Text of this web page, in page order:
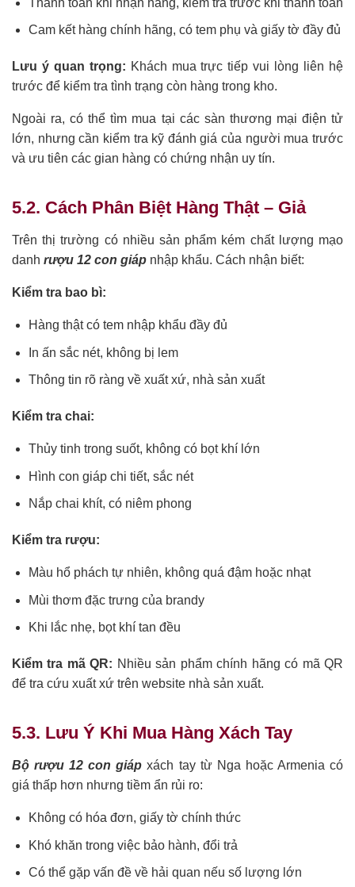
Cam kết hàng chính hãng, có tem phụ và giấy tờ đầy đủ
Lưu ý quan trọng: Khách mua trực tiếp vui lòng liên hệ
trước để kiểm tra tình trạng còn hàng trong kho.
Ngoài ra, có thể tìm mua tại các sàn thương mại điện tử
lớn, nhưng cần kiểm tra kỹ đánh giá của người mua trước
và ưu tiên các gian hàng có chứng nhận uy tín.
5.2. Cách Phân Biệt Hàng Thật – Giả
Trên thị trường có nhiều sản phẩm kém chất lượng mạo
danh rượu 12 con giáp nhập khẩu. Cách nhận biết:
Kiểm tra bao bì:
Hàng thật có tem nhập khẩu đầy đủ
In ấn sắc nét, không bị lem
Thông tin rõ ràng về xuất xứ, nhà sản xuất
Kiểm tra chai:
Thủy tinh trong suốt, không có bọt khí lớn
Hình con giáp chi tiết, sắc nét
Nắp chai khít, có niêm phong
Kiểm tra rượu:
Màu hổ phách tự nhiên, không quá đậm hoặc nhạt
Mùi thơm đặc trưng của brandy
Khi lắc nhẹ, bọt khí tan đều
Kiểm tra mã QR: Nhiều sản phẩm chính hãng có mã QR
để tra cứu xuất xứ trên website nhà sản xuất.
5.3. Lưu Ý Khi Mua Hàng Xách Tay
Bộ rượu 12 con giáp xách tay từ Nga hoặc Armenia có
giá thấp hơn nhưng tiềm ẩn rủi ro:
Không có hóa đơn, giấy tờ chính thức
Khó khăn trong việc bảo hành, đổi trả
Có thể gặp vấn đề về hải quan nếu số lượng lớn